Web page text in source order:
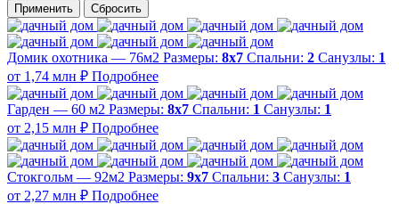
Применить Сбросить
Домик охотника — 76м2 Размеры: 8х7 Спальни: 2 Санузлы: 1
от 1,74 млн ₽ Подробнее
Гарден — 60 м2 Размеры: 8х7 Спальни: 1 Санузлы: 1
от 2,15 млн ₽ Подробнее
Стокгольм — 92м2 Размеры: 9х7 Спальни: 3 Санузлы: 1
от 2,27 млн ₽ Подробнее